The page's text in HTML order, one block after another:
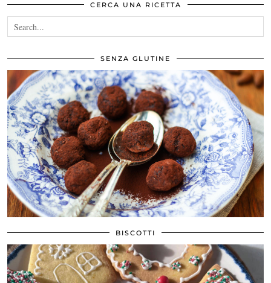
CERCA UNA RICETTA
SENZA GLUTINE
BISCOTTI